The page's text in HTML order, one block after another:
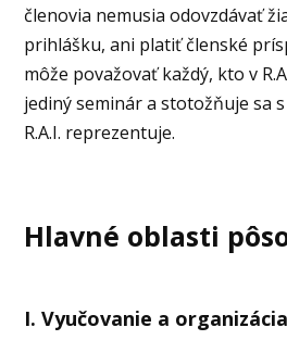
členovia nemusia odovzdávať
prihlášku, ani platiť členské
môže považovať každý, kto v
jediný seminár a stotožňuje sa
R.A.I. reprezentuje.
Hlavné oblasti
I. Vyučovanie a